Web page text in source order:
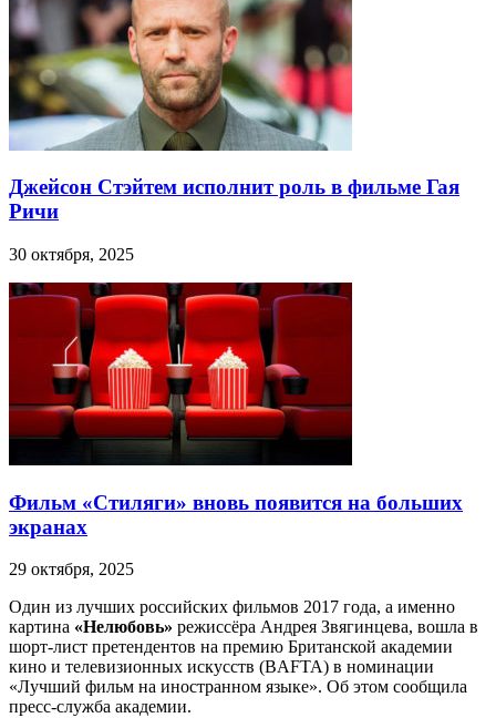
Джейсон Стэйтем исполнит роль в фильме Гая
Ричи
30 октября, 2025
Фильм «Стиляги» вновь появится на больших
экранах
29 октября, 2025
Один из лучших российских фильмов 2017 года, а именно
картина «Нелюбовь» режиссёра Андрея Звягинцева, вошла в
шорт-лист претендентов на премию Британской академии
кино и телевизионных искусств (BAFTA) в номинации
«Лучший фильм на иностранном языке». Об этом сообщила
пресс-служба академии.